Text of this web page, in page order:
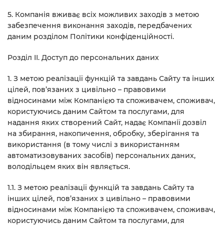
5. Компанія вживає всіх можливих заходів з метою
забезпечення виконання заходів, передбачених
даним розділом Політики конфіденційності.
Розділ ІІ. Доступ до персональних даних
1. З метою реалізації функцій та завдань Сайту та інших
цілей, пов’язаних з цивільно – правовими
відносинами між Компанією та споживачем, споживач,
користуючись даним Сайтом та послугами, для
надання яких створений Сайт, надає Компанії дозвіл
на збирання, накопичення, обробку, зберігання та
використання (в тому числі з використанням
автоматизовуваних засобів) персональних даних,
володільцем яких він являється.
1.1. З метою реалізації функцій та завдань Сайту та
інших цілей, пов’язаних з цивільно – правовими
відносинами між Компанією та споживачем, споживач,
користуючись даним Сайтом та послугами, для